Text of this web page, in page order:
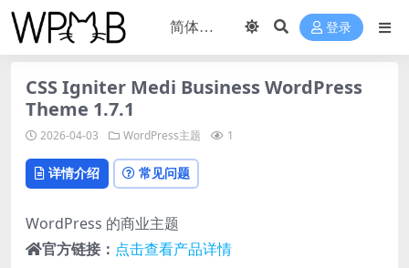
登录
CSS Igniter Medi Business WordPress
Theme 1.7.1
2026-04-03 WordPress主题 1
详情介绍 常见问题
WordPress 的商业主题
官方链接： 点击查看产品详情